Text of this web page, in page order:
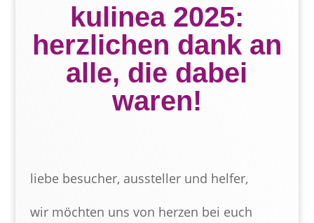
kulinea 2025:
herzlichen dank an
alle, die dabei
waren!
liebe besucher, aussteller und helfer,
wir möchten uns von herzen bei euch